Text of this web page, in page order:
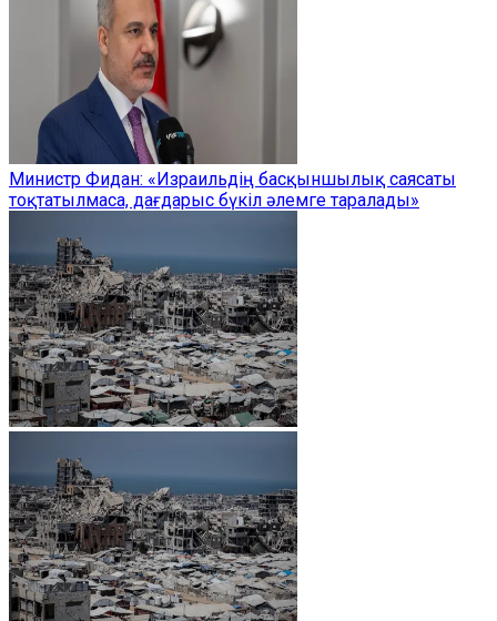
Министр Фидан: «Израильдің басқыншылық саясаты
тоқтатылмаса, дағдарыс бүкіл әлемге таралады»